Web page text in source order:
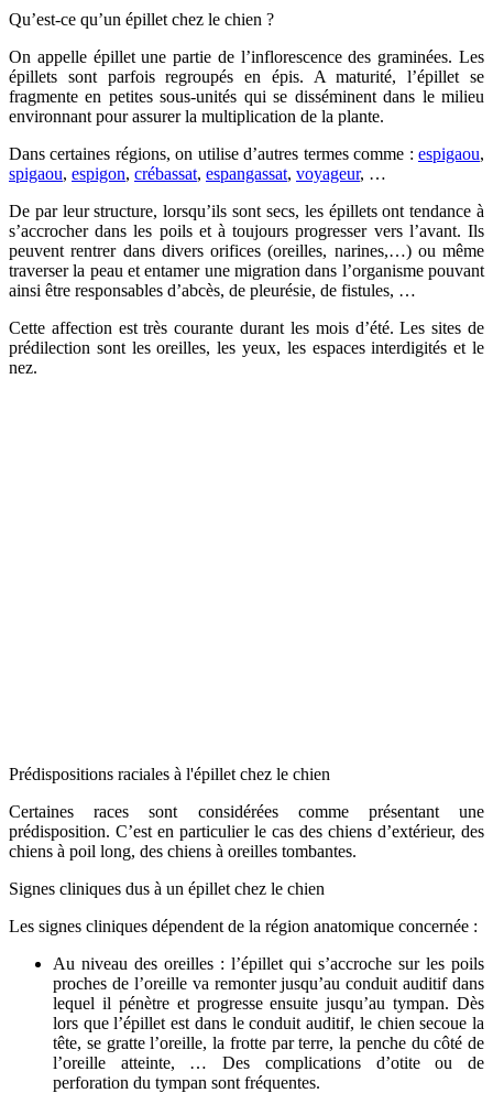
Qu’est-ce qu’un épillet chez le chien ?
On appelle épillet une partie de l’inflorescence des graminées. Les
épillets sont parfois regroupés en épis. A maturité, l’épillet se
fragmente en petites sous-unités qui se disséminent dans le milieu
environnant pour assurer la multiplication de la plante.
Dans certaines régions, on utilise d’autres termes comme : espigaou,
spigaou, espigon, crébassat, espangassat, voyageur, …
De par leur structure, lorsqu’ils sont secs, les épillets ont tendance à
s’accrocher dans les poils et à toujours progresser vers l’avant. Ils
peuvent rentrer dans divers orifices (oreilles, narines,…) ou même
traverser la peau et entamer une migration dans l’organisme pouvant
ainsi être responsables d’abcès, de pleurésie, de fistules, …
Cette affection est très courante durant les mois d’été. Les sites de
prédilection sont les oreilles, les yeux, les espaces interdigités et le
nez.
Prédispositions raciales à l'épillet chez le chien
Certaines races sont considérées comme présentant une
prédisposition. C’est en particulier le cas des chiens d’extérieur, des
chiens à poil long, des chiens à oreilles tombantes.
Signes cliniques dus à un épillet chez le chien
Les signes cliniques dépendent de la région anatomique concernée :
Au niveau des oreilles : l’épillet qui s’accroche sur les poils
proches de l’oreille va remonter jusqu’au conduit auditif dans
lequel il pénètre et progresse ensuite jusqu’au tympan. Dès
lors que l’épillet est dans le conduit auditif, le chien secoue la
tête, se gratte l’oreille, la frotte par terre, la penche du côté de
l’oreille atteinte, … Des complications d’otite ou de
perforation du tympan sont fréquentes.